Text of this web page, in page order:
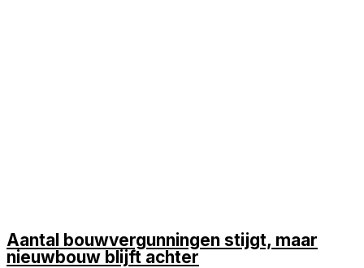
Aantal bouwvergunningen stijgt, maar
nieuwbouw blijft achter